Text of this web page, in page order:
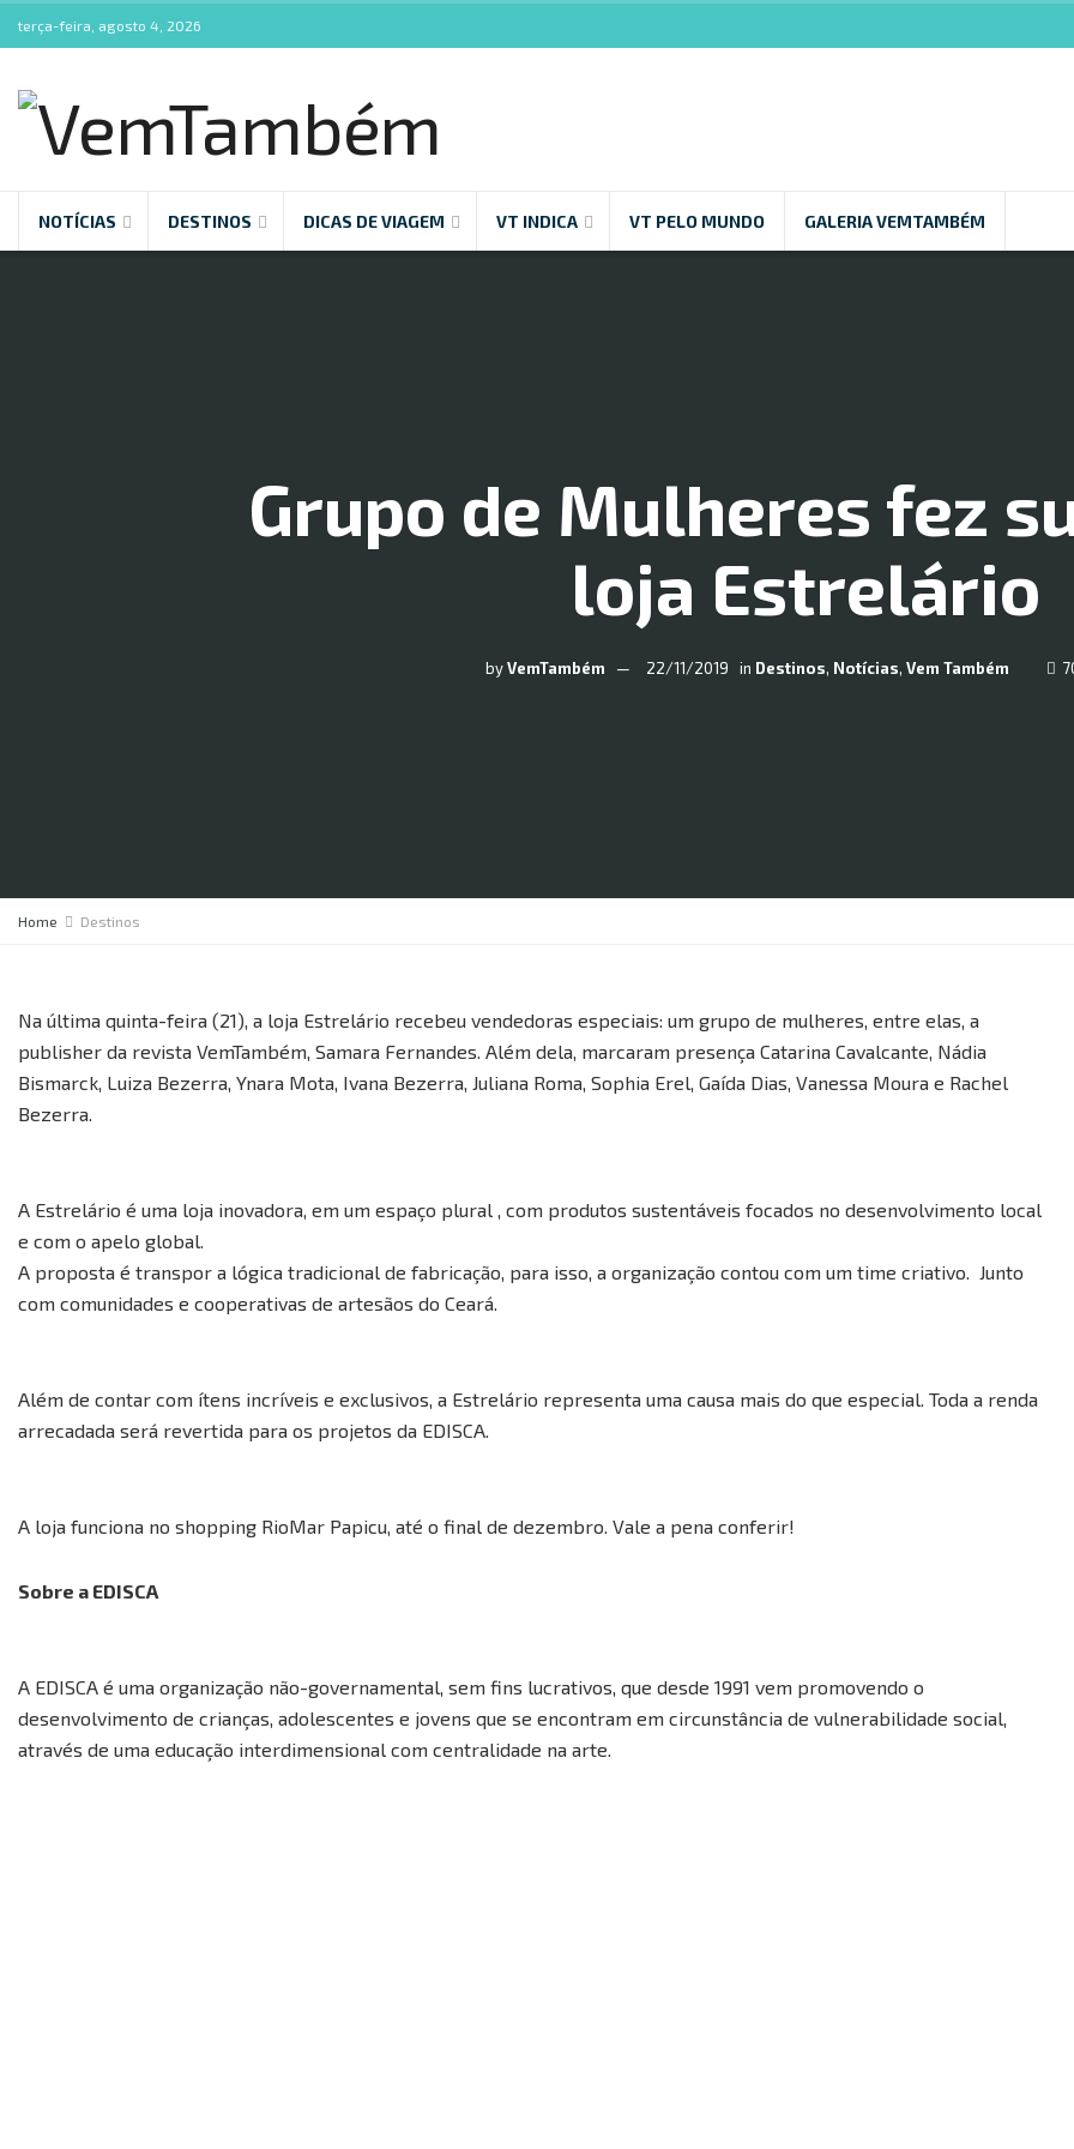
terça-feira, agosto 4, 2026
NOTÍCIAS DESTINOS DICAS DE VIAGEM VT INDICA VT PELO MUNDO GALERIA VEMTAMBÉM
Grupo de Mulheres fez
loja Estrelário
by VemTambém 22/11/2019 in Destinos, Notícias, Vem Também
Home Destinos
Na última quinta-feira (21), a loja Estrelário recebeu vendedoras especiais: um grupo de mulheres, entre elas, a
publisher da revista VemTambém, Samara Fernandes. Além dela, marcaram presença Catarina Cavalcante, Nádia
Bismarck, Luiza Bezerra, Ynara Mota, Ivana Bezerra, Juliana Roma, Sophia Erel, Gaída Dias, Vanessa Moura e Rachel
Bezerra.
A Estrelário é uma loja inovadora, em um espaço plural , com produtos sustentáveis focados no desenvolvimento local
e com o apelo global.
A proposta é transpor a lógica tradicional de fabricação, para isso, a organização contou com um time criativo. Junto
com comunidades e cooperativas de artesãos do Ceará.
Além de contar com ítens incríveis e exclusivos, a Estrelário representa uma causa mais do que especial. Toda a renda
arrecadada será revertida para os projetos da EDISCA.
A loja funciona no shopping RioMar Papicu, até o final de dezembro. Vale a pena conferir!
Sobre a EDISCA
A EDISCA é uma organização não-governamental, sem fins lucrativos, que desde 1991 vem promovendo o
desenvolvimento de crianças, adolescentes e jovens que se encontram em circunstância de vulnerabilidade social,
através de uma educação interdimensional com centralidade na arte.